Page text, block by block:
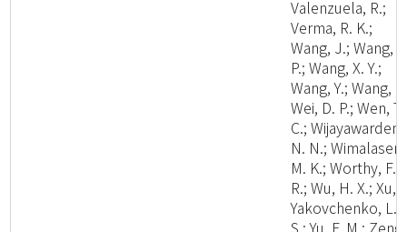
Valenzuela, R.;
Verma, R. K.;
Wang, J.; Wang,
P.; Wang, X. Y.;
Wang, Y.; Wang,
Wei, D. P.; Wen, T.
C.;
N. N.;
M. K.; Worthy, F.
R.; Wu, H. X.; Xu,
Yakovchenko, L.
S.; Yu, F. M.; Zeng,